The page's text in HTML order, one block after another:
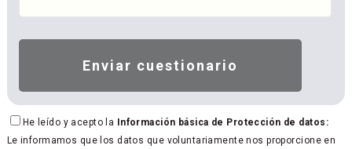
He leído y acepto la Información básica de Protección de datos:
Le informamos que los datos que voluntariamente nos proporcione en